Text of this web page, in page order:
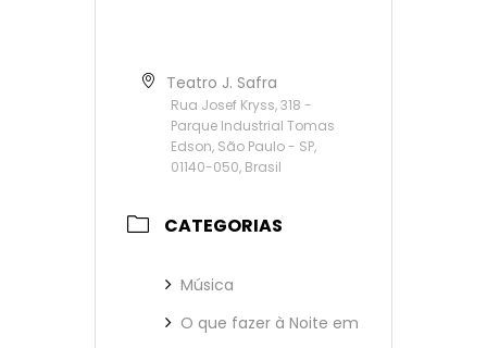
Teatro J. Safra
Rua Josef Kryss, 318 -
Parque Industrial Tomas
Edson, São Paulo - SP,
01140-050, Brasil
CATEGORIAS
Música
O que fazer à Noite em